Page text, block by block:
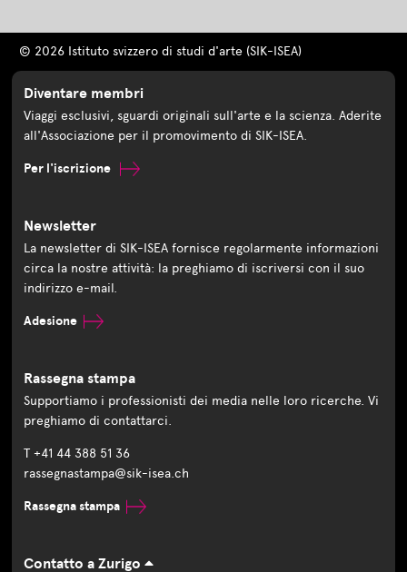
© 2026 Istituto svizzero di studi d'arte (SIK-ISEA)
Diventare membri
Viaggi esclusivi, sguardi originali sull'arte e la scienza. Aderite
all'Associazione per il promovimento di SIK-ISEA.
Per l'iscrizione
Newsletter
La newsletter di SIK-ISEA fornisce regolarmente informazioni
circa la nostre attività: la preghiamo di iscriversi con il suo
indirizzo e-mail.
Adesione
Rassegna stampa
Supportiamo i professionisti dei media nelle loro ricerche. Vi
preghiamo di contattarci.
T +41 44 388 51 36
rassegnastampa@sik-isea.ch
Rassegna stampa
Contatto a Zurigo